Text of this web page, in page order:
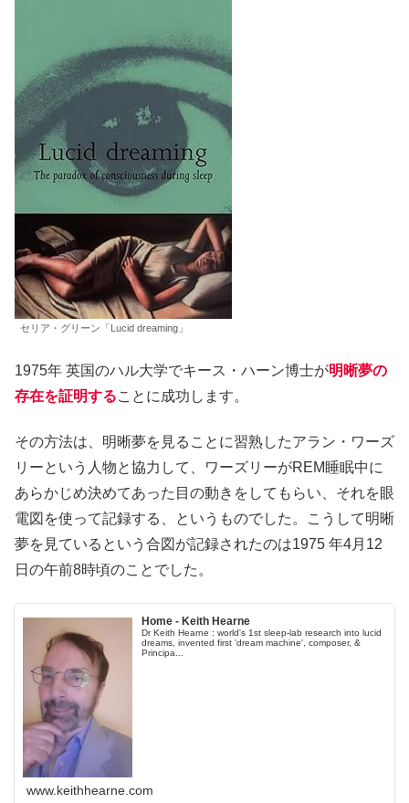
セリア・グリーン「Lucid dreaming」
1975年 英国のハル大学でキース・ハーン博士が明晰夢の
存在を証明することに成功します。
その方法は、明晰夢を見ることに習熟したアラン・ワーズ
リーという人物と協力して、ワーズリーがREM睡眠中に
あらかじめ決めてあった目の動きをしてもらい、それを眼
電図を使って記録する、というものでした。こうして明晰
夢を見ているという合図が記録されたのは1975 年4月12
日の午前8時頃のことでした。
Home - Keith Hearne
Dr Keith Hearne : world's 1st sleep-lab research into lucid
dreams, invented first 'dream machine', composer, &
Principa...
www.keithhearne.com